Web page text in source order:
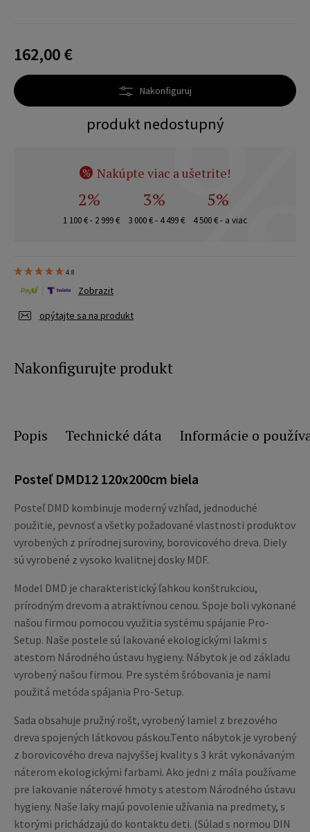
162,00 €
Nakonfiguruj
produkt nedostupný
% Nakúpte viac a ušetrite!
2%
1 100 € - 2 999 €
3%
3 000 € - 4 499 €
5%
4 500 € - a viac
4.8
opýtajte sa na produkt
Zobrazit
Nakonfigurujte produkt
Popis Technické dáta Informácie o
Posteľ DMD12 120x200cm biela
Posteľ DMD kombinuje moderný vzhľad, jednoduché
použitie, pevnosť a všetky požadované vlastnosti produktov
vyrobených z prírodnej suroviny, borovicového dreva. Diely
sú vyrobené z vysoko kvalitnej dosky MDF.
Model DMD je charakteristický ľahkou konštrukciou,
prírodným drevom a atraktívnou cenou. Spoje boli vykonané
našou firmou pomocou využitia systému spájanie Pro-
Setup. Naše postele sú lakované ekologickými lakmi s
atestom Národného ústavu hygieny. Nábytok je od základu
vyrobený našou firmou. Pre systém šróbovania je nami
použitá metóda spájania Pro-Setup.
Sada obsahuje pružný rošt, vyrobený lamiel z brezového
dreva spojených látkovou páskou.Tento nábytok je vyrobený
z borovicového dreva najvyššej kvality s 3 krát vykonávaným
náterom ekologickými farbami. Ako jedni z mála používame
pre lakovanie náterové hmoty s atestom Národného ústavu
hygieny. Naše laky majú povolenie užívania na predmety, s
ktorými prichádzajú do kontaktu deti. (Súlad s normou DIN